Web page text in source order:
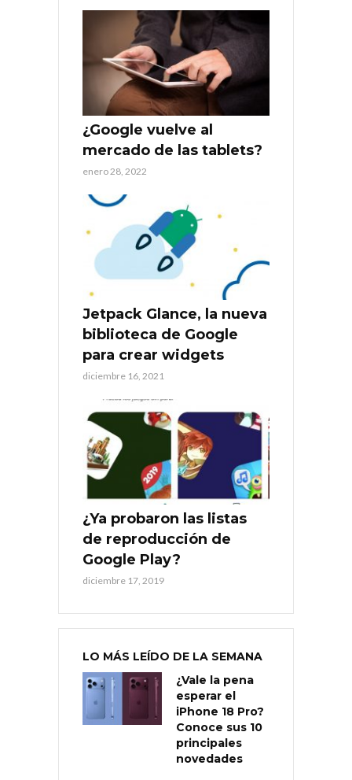
¿Google vuelve al
mercado de las tablets?
enero 28, 2022
Jetpack Glance, la nueva
biblioteca de Google
para crear widgets
diciembre 16, 2021
¿Ya probaron las listas
de reproducción de
Google Play?
diciembre 17, 2019
LO MÁS LEÍDO DE LA SEMANA
¿Vale la pena
esperar el
iPhone 18 Pro?
Conoce sus 10
principales
novedades